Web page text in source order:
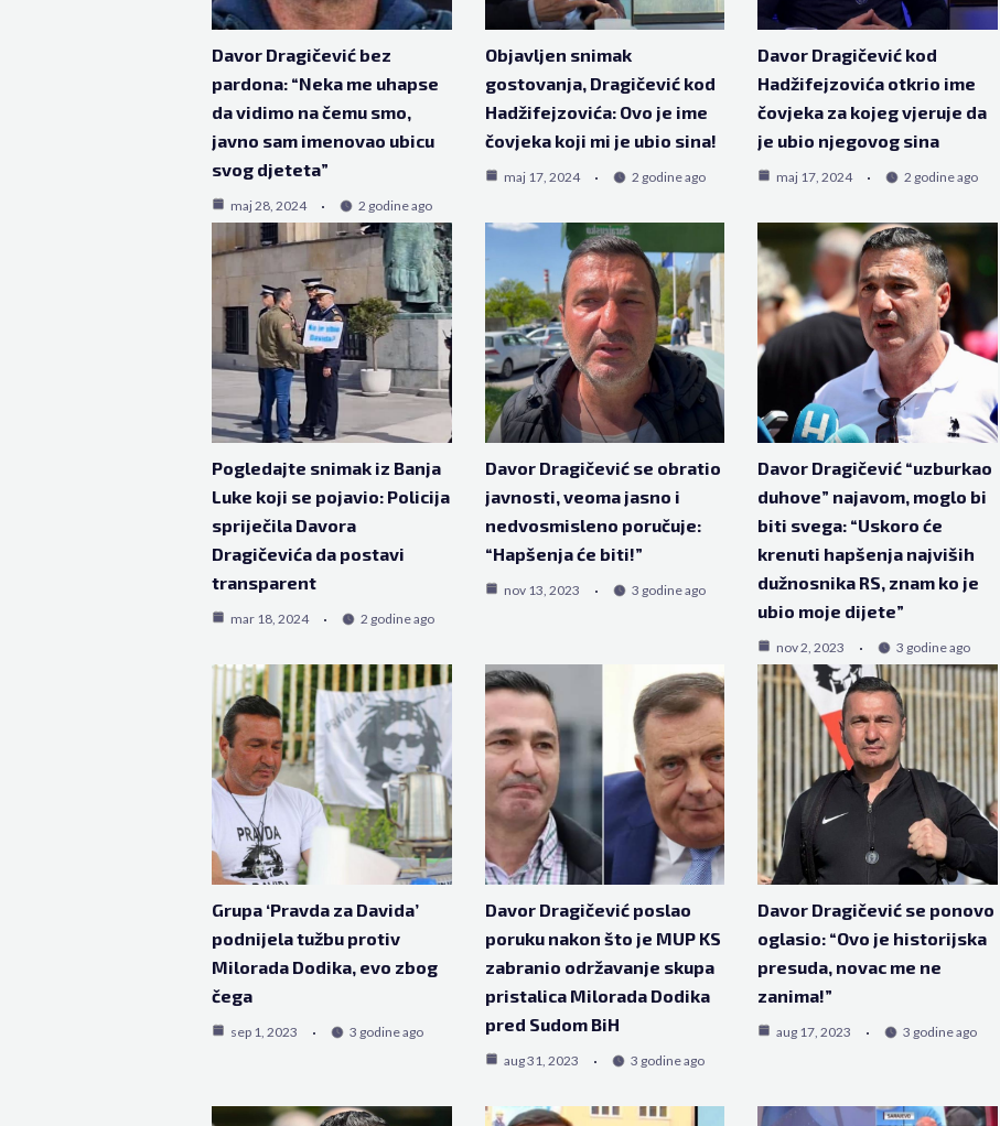
Davor Dragičević bez
pardona: “Neka me uhapse
da vidimo na čemu smo,
javno sam imenovao ubicu
svog djeteta”
maj 28, 2024 2 godine ago
Objavljen snimak
gostovanja, Dragičević kod
Hadžifejzovića: Ovo je ime
čovjeka koji mi je ubio sina!
maj 17, 2024 2 godine ago
Davor Dragičević kod
Hadžifejzovića otkrio ime
čovjeka za kojeg vjeruje da
je ubio njegovog sina
maj 17, 2024 2 godine ago
Pogledajte snimak iz Banja
Luke koji se pojavio: Policija
spriječila Davora
Dragičevića da postavi
transparent
mar 18, 2024 2 godine ago
Davor Dragičević se obratio
javnosti, veoma jasno i
nedvosmisleno poručuje:
“Hapšenja će biti!”
nov 13, 2023 3 godine ago
Davor Dragičević “uzburkao
duhove” najavom, moglo bi
biti svega: “Uskoro će
krenuti hapšenja najviših
dužnosnika RS, znam ko je
ubio moje dijete”
nov 2, 2023 3 godine ago
Grupa ‘Pravda za Davida’
podnijela tužbu protiv
Milorada Dodika, evo zbog
čega
sep 1, 2023 3 godine ago
Davor Dragičević poslao
poruku nakon što je MUP KS
zabranio održavanje skupa
pristalica Milorada Dodika
pred Sudom BiH
aug 31, 2023 3 godine ago
Davor Dragičević se ponovo
oglasio: “Ovo je historijska
presuda, novac me ne
zanima!”
aug 17, 2023 3 godine ago